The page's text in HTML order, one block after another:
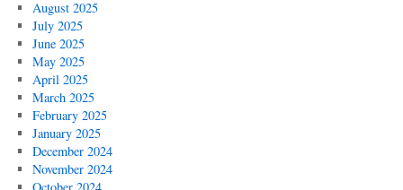
August 2025
July 2025
June 2025
May 2025
April 2025
March 2025
February 2025
January 2025
December 2024
November 2024